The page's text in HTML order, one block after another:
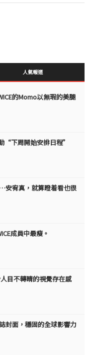
人氣報道
的Momo以無瑕的美腿
“下周開始安排日程”
宥真，就算瞪着看也很
成員中最瘦。
人目不轉睛的視覺存在感
封面，穩固的全球影響力